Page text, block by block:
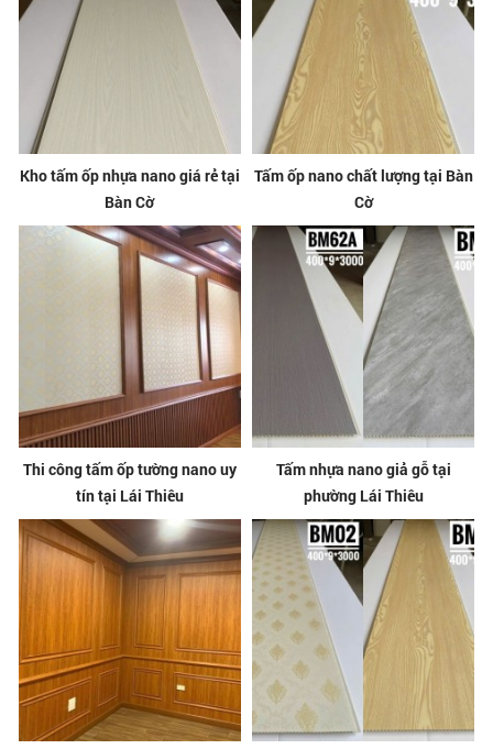
Kho tấm ốp nhựa nano giá rẻ tại
Bàn Cờ
Tấm ốp nano chất lượng tại Bàn
Cờ
Thi công tấm ốp tường nano uy
tín tại Lái Thiêu
Tấm nhựa nano giả gỗ tại
phường Lái Thiêu